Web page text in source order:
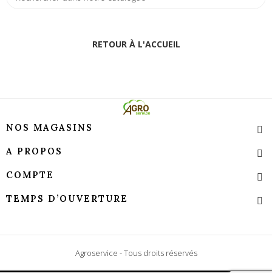
RETOUR À L'ACCUEIL
NOS MAGASINS
A PROPOS
COMPTE
TEMPS D’OUVERTURE
Agroservice - Tous droits réservés